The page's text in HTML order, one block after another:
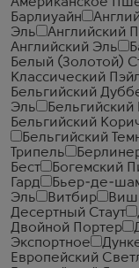
Барлиуайн
Эль
Английский
Английский Эль
Белый (Золотой)
Классический
Бельгийский
Эль
Бельгийский
Бельгийский
Трипель
Бест
Богемский
Гард
Бьер-де-
Эль
Витбир
Десертный Стаут
Двойной Портер
Экспортное
Европейский